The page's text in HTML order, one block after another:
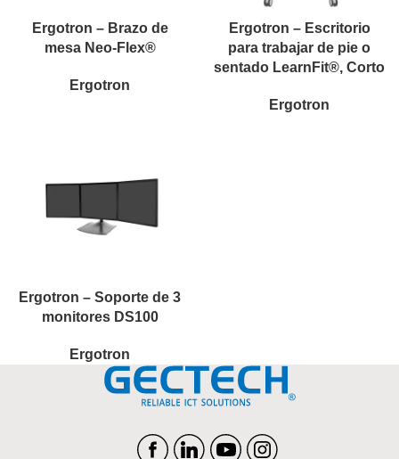
Ergotron – Brazo de
mesa Neo-Flex®
Ergotron
Ergotron – Escritorio
para trabajar de pie o
sentado LearnFit®, Corto
Ergotron
Ergotron – Soporte de 3
monitores DS100
Ergotron